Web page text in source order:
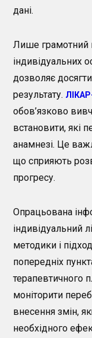
дані.
Лише грамотний
індивідуальних
дозволяє
результату.
обов’язково
встановити, які
анамнезі. Це
що сприяють
прогресу.
Опрацьована
індивідуальний
методики і
попередніх
терапевтичного
моніторити
внесення змін,
необхідного